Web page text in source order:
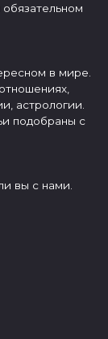
в мире.
астрологии.
подобраны с
вы с нами.